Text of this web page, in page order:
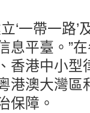
‘一帶一路’
息平臺。”
香港中小
港澳大灣區
保障。